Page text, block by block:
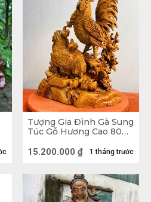
Phong Thủy
ý nghĩa về thu hút tài
hóa những năng
lại những năng tốt cho
hút tài lộc tiêu biểu như
Thừ ), Tượng Cá Chép,
Tượng Gia Đình Gà Sung
Túc Gỗ Hương Cao 80
1 tháng trước
15.200.000 ₫